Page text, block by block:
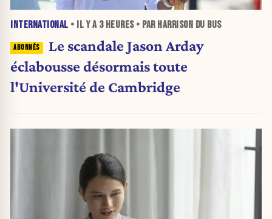
INTERNATIONAL • IL Y A 3 HEURES• PAR HARRISON DU BUS
Le scandale Jason Arday
éclabousse désormais toute
l'Université de Cambridge